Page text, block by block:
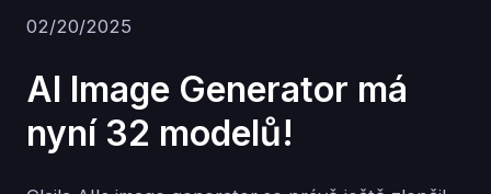
02/20/2025
AI Image Generator má
nyní 32 modelů!